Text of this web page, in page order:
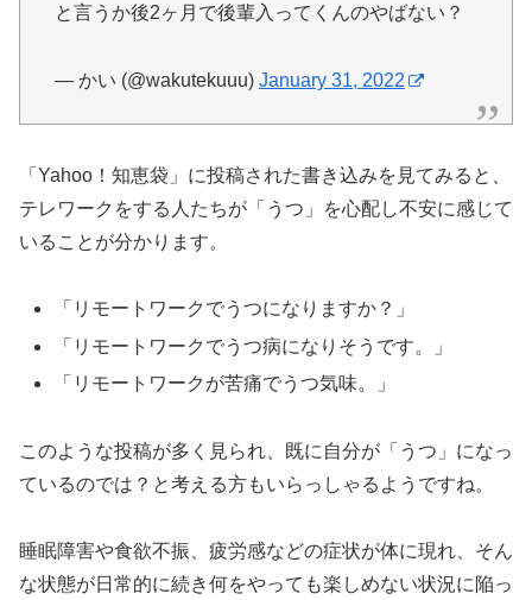
と言うか後2ヶ月で後輩入ってくんのやばない？
— かい (@wakutekuuu) January 31, 2022
「Yahoo！知恵袋」に投稿された書き込みを見てみると、
テレワークをする人たちが「うつ」を心配し不安に感じて
いることが分かります。
「リモートワークでうつになりますか？」
「リモートワークでうつ病になりそうです。」
「リモートワークが苦痛でうつ気味。」
このような投稿が多く見られ、既に自分が「うつ」になっ
ているのでは？と考える方もいらっしゃるようですね。
睡眠障害や食欲不振、疲労感などの症状が体に現れ、そん
な状態が日常的に続き何をやっても楽しめない状況に陥っ